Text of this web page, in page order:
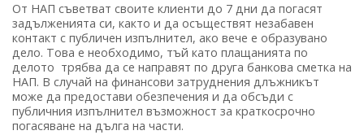
От НАП съветват своите клиенти до 7 дни да погасят
задълженията си, както и да осъществят незабавен
контакт с публичен изпълнител, ако вече е образувано
дело. Това е необходимо, тъй като плащанията по
делото трябва да се направят по друга банкова сметка на
НАП. В случай на финансови затруднения длъжникът
може да предостави обезпечения и да обсъди с
публичния изпълнител възможност за краткосрочно
погасяване на дълга на части.